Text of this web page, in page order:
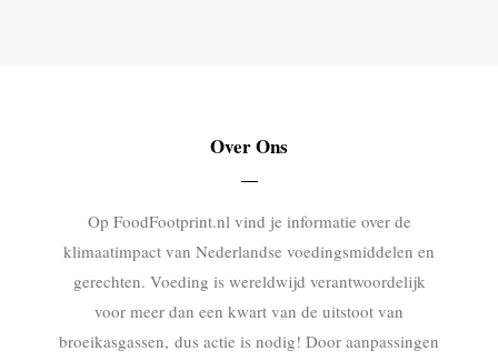
Over Ons
Op FoodFootprint.nl vind je informatie over de
klimaatimpact van Nederlandse voedingsmiddelen en
gerechten. Voeding is wereldwijd verantwoordelijk
voor meer dan een kwart van de uitstoot van
broeikasgassen, dus actie is nodig! Door aanpassingen